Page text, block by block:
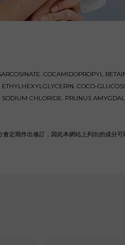
COCAMIDOPROPYL
COCO-
SODIUM CHLORIDE. PRUNUS
會定期作出修訂，因此本網站上列出的成分